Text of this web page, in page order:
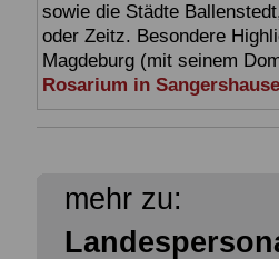
sowie die Städte
oder Zeitz. Besondere
Magdeburg (mit seinem
Rosarium in
mehr zu: